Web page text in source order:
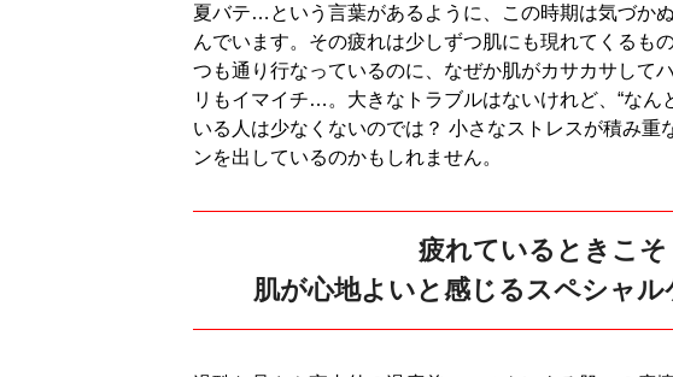
夏バテ…という言葉があるように、この時期は気づか
んでいます。その疲れは少しずつ肌にも現れてくるも
つも通り行なっているのに、なぜか肌がカサカサして
リもイマイチ…。大きなトラブルはないけれど、“なん
いる人は少なくないのでは？ 小さなストレスが積み重
ンを出しているのかもしれません。
疲れているときこそ
肌が心地よいと感じるスペシャル